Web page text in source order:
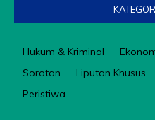
Hukum & Kriminal
Sorotan
Liputan Khusus
Peristiwa